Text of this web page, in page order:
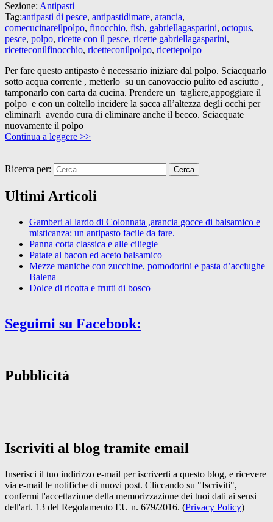
Sezione: Antipasti
Tag:antipasti di pesce, antipastidimare, arancia,
comecucinareilpolpo, finocchio, fish, gabriellagasparini, octopus,
pesce, polpo, ricette con il pesce, ricette gabriellagasparini,
ricetteconilfinocchio, ricetteconilpolpo, ricettepolpo
Per fare questo antipasto è necessario iniziare dal polpo. Sciacquarlo
sotto acqua corrente , metterlo su un canovaccio pulito ed asciutto ,
tamponarlo con carta da cucina. Prendere un tagliere,appoggiare il
polpo e con un coltello incidere la sacca all’altezza degli occhi per
eliminarli avendo cura di eliminare anche il becco. Sciacquate
nuovamente il polpo
Continua a leggere >>
Ricerca per:
Ultimi Articoli
Gamberi al lardo di Colonnata ,arancia gocce di balsamico e
misticanza: un antipasto facile da fare.
Panna cotta classica e alle ciliegie
Patate al bacon ed aceto balsamico
Mezze maniche con zucchine, pomodorini e pasta d’acciughe
Balena
Dolce di ricotta e frutti di bosco
Seguimi su Facebook:
Pubblicità
Iscriviti al blog tramite email
Inserisci il tuo indirizzo e-mail per iscriverti a questo blog, e ricevere
via e-mail le notifiche di nuovi post. Cliccando su "Iscriviti",
confermi l'accettazione della memorizzazione dei tuoi dati ai sensi
dell'art. 13 del Regolamento EU n. 679/2016. (Privacy Policy)